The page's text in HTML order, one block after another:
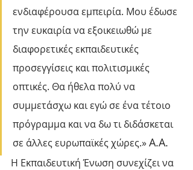
ενδιαφέρουσα εμπειρία. Μου έδωσε
την ευκαιρία να εξοικειωθώ με
διαφορετικές εκπαιδευτικές
προσεγγίσεις και πολιτισμικές
οπτικές. Θα ήθελα πολύ να
συμμετάσχω και εγώ σε ένα τέτοιο
πρόγραμμα και να δω τι διδάσκεται
σε άλλες ευρωπαϊκές χώρες.» A.A.
Η Εκπαιδευτική Ένωση συνεχίζει να